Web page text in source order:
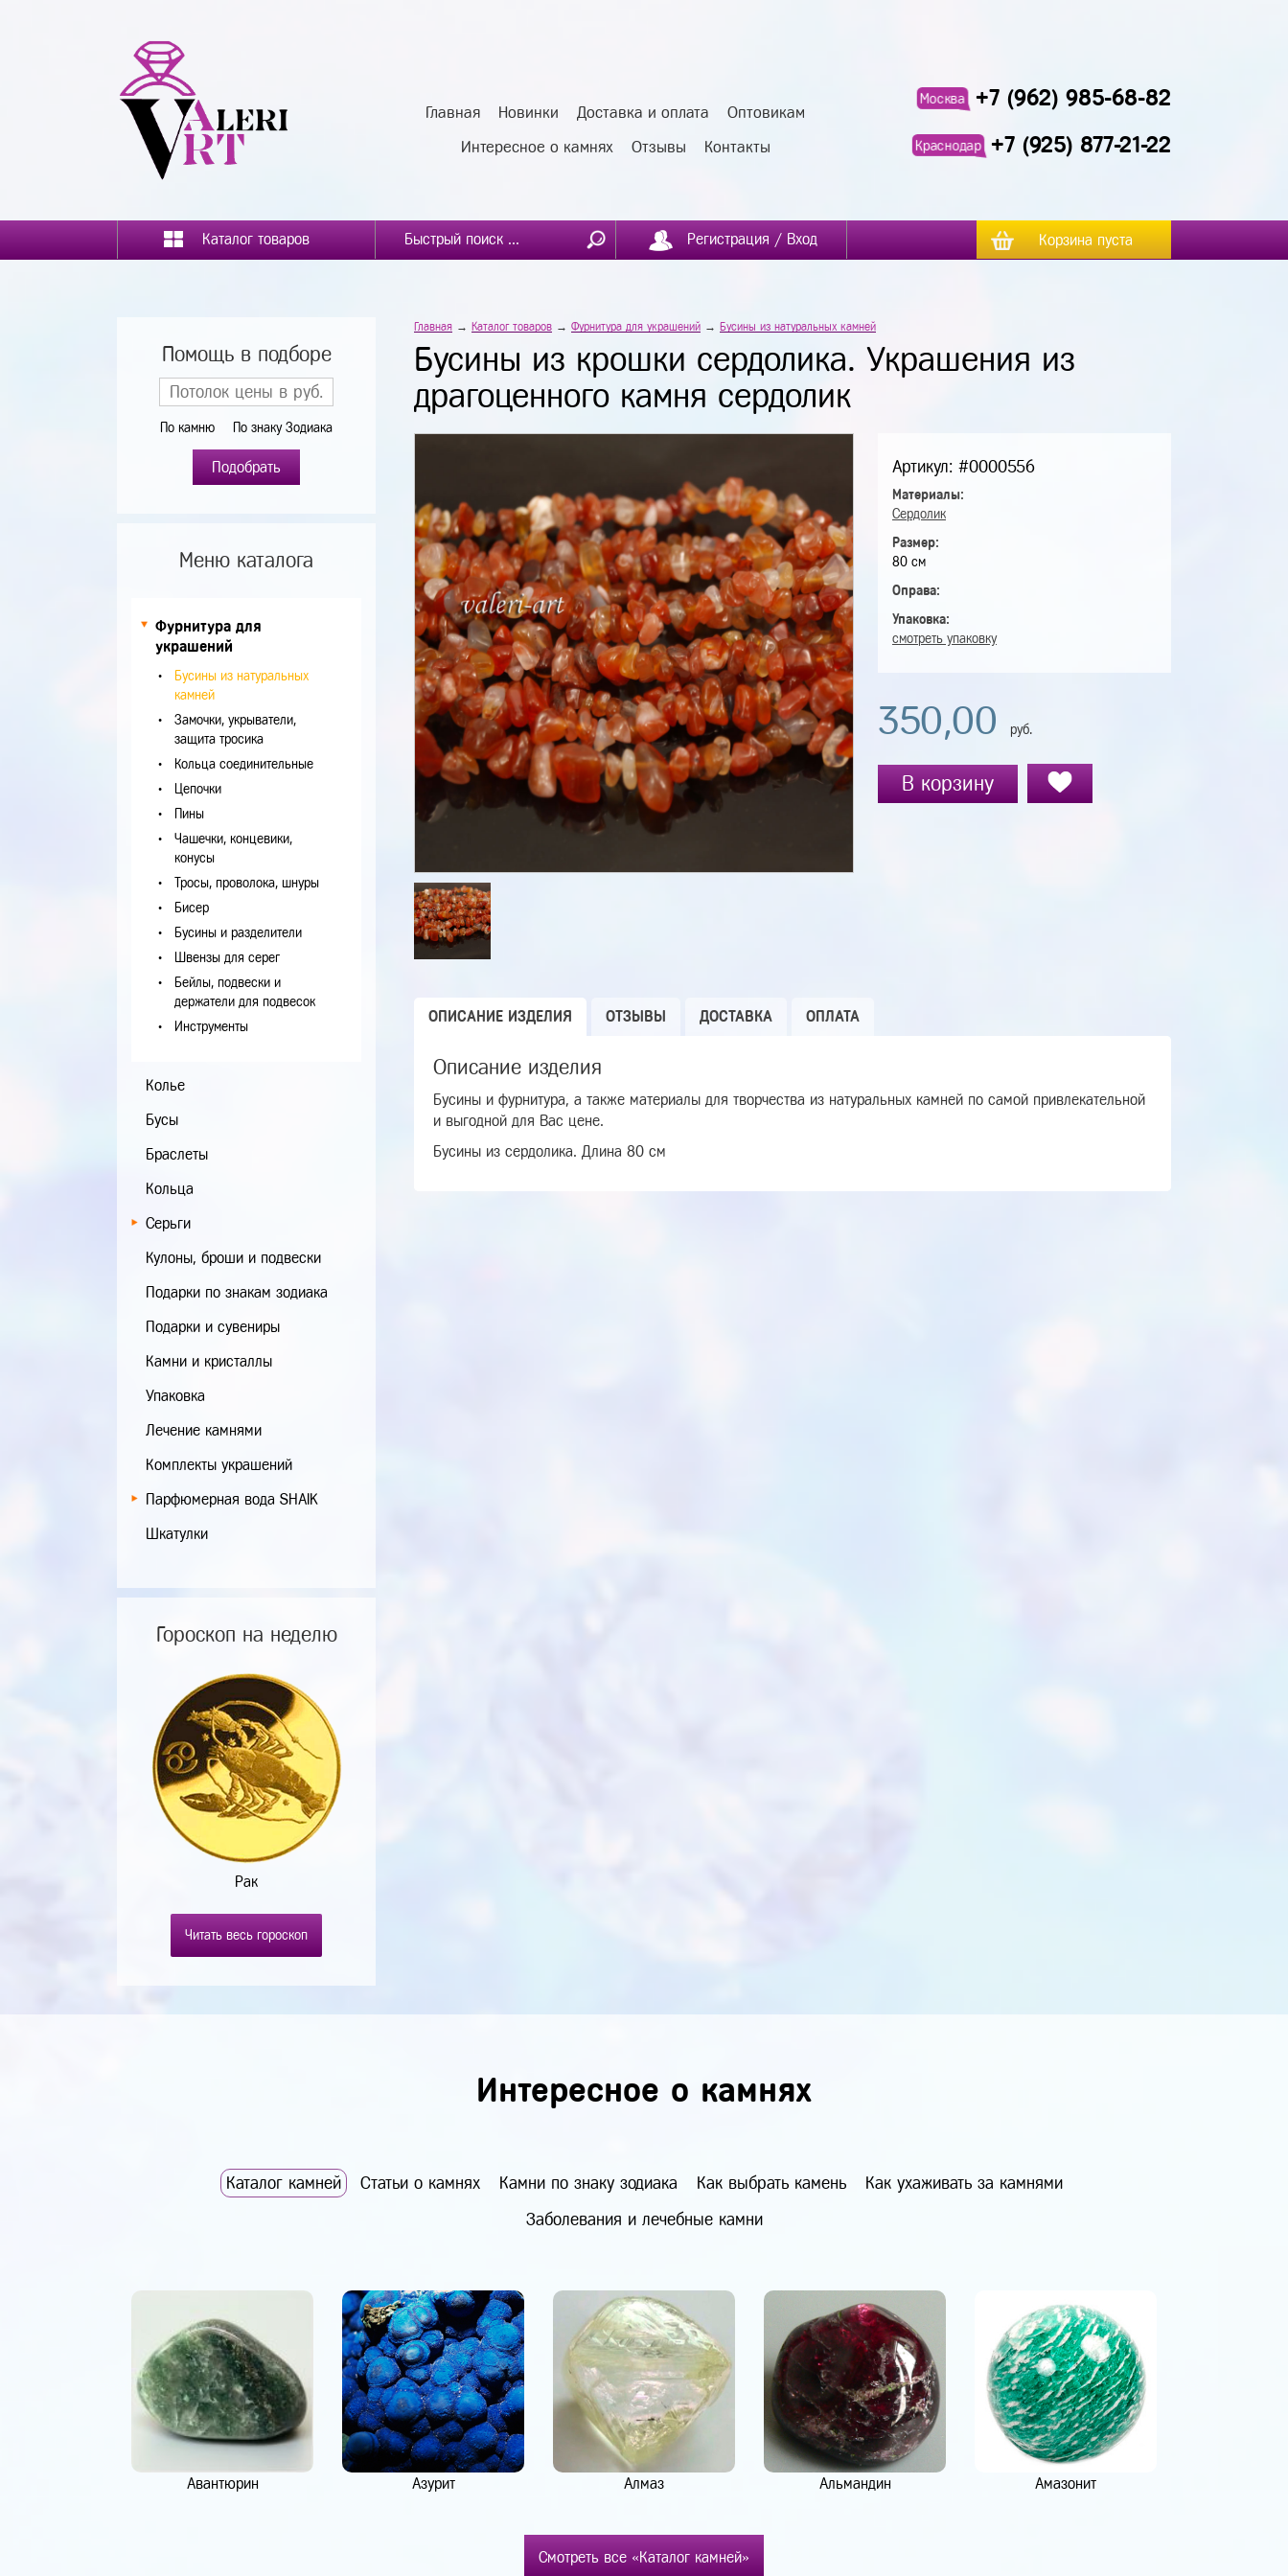
Главная Новинки Доставка и оплата Оптовикам
Интересное о камнях Отзывы Контакты
Москва +7 (962) 985-68-82
Краснодар +7 (925) 877-21-22
Каталог товаров Регистрация / Вход Корзина пуста
Помощь в подборе
По камню По знаку Зодиака
Подобрать
Меню каталога
Фурнитура для
украшений
Бусины из натуральных
камней
Замочки, укрыватели,
защита тросика
Кольца соединительные
Цепочки
Пины
Чашечки, концевики,
конусы
Тросы, проволока, шнуры
Бисер
Бусины и разделители
Швензы для серег
Бейлы, подвески и
держатели для подвесок
Инструменты
Колье
Бусы
Браслеты
Кольца
Серьги
Кулоны, броши и подвески
Подарки по знакам зодиака
Подарки и сувениры
Камни и кристаллы
Упаковка
Лечение камнями
Комплекты украшений
Парфюмерная вода SHAIK
Шкатулки
Гороскоп на неделю
Рак
Читать весь гороскоп
Главная → Каталог товаров → Фурнитура для украшений → Бусины из натуральных камней
Бусины из крошки сердолика. Украшения из
драгоценного камня сердолик
Артикул: #0000556
Материалы:
Сердолик
Размер:
80 см
Оправа:
Упаковка:
смотреть упаковку
350,00 руб.
В корзину
ОПИСАНИЕ ИЗДЕЛИЯ ОТЗЫВЫ ДОСТАВКА ОПЛАТА
Описание изделия
Бусины и фурнитура, а также материалы для творчества из натуральных камней по самой привлекательной
и выгодной для Вас цене.
Бусины из сердолика. Длина 80 см
Интересное о камнях
Каталог камней Статьи о камнях Камни по знаку зодиака Как выбрать камень Как ухаживать за камнями
Заболевания и лечебные камни
Авантюрин Азурит Алмаз Альмандин Амазонит
Смотреть все «Каталог камней»